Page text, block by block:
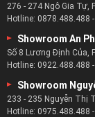
276 - 274 Ngô Gia Tự,
Hotline: 0878.488.488 -
Showroom An
Số 8 Lương Định Của,
Hotline: 0922.488.488 -
Showroom
233 - 235 Nguyễn Thị
Hotline: 0975.488.488 -